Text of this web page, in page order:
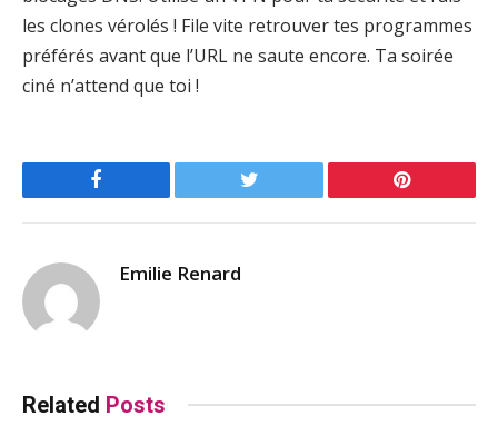
les clones vérolés ! File vite retrouver tes programmes
préférés avant que l’URL ne saute encore. Ta soirée
ciné n’attend que toi !
Facebook Twitter Pinterest
Emilie Renard
Related Posts